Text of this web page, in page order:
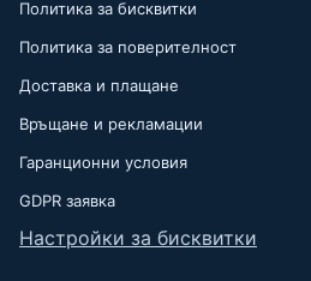
Политика за бисквитки
Политика за поверителност
Доставка и плащане
Връщане и рекламации
Гаранционни условия
GDPR заявка
Настройки за бисквитки